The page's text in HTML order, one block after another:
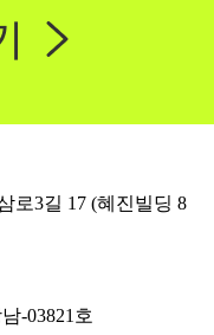
로3길 17 (혜진빌딩 8
-03821호